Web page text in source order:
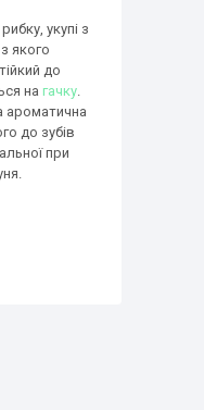
укупі з
якого
до
на гачку.
ароматична
до зубів
при